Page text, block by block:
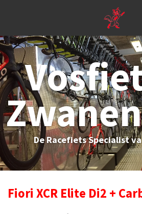
de
hoofdinhoud
De Racefiets Specialist
Fiori XCR Elite Di2 +